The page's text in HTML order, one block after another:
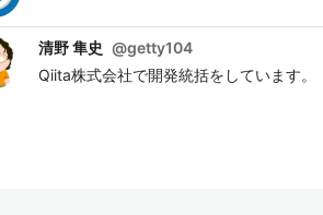
清野 隼史 @getty104
Qiita株式会社で開発統括をしています。